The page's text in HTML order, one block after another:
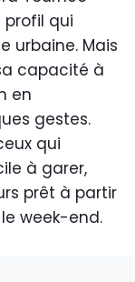
profil qui
urbaine. Mais
capacité à
en
gestes.
qui
à garer,
prêt à partir
week-end.